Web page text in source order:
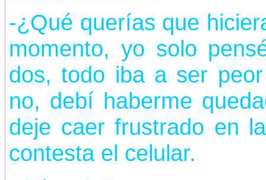
-¿Qué querías que
momento, yo solo
dos, todo iba a ser
no, debí haberme
deje caer frustrado en
contesta el celular.